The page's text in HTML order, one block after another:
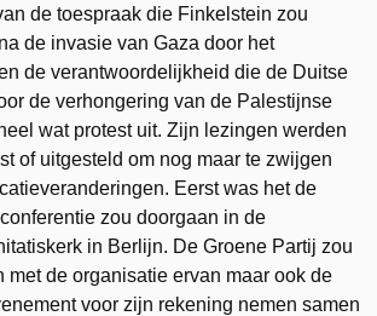
de toespraak die Finkelstein zou
de invasie van Gaza door het
de verantwoordelijkheid die de Duitse
de verhongering van de Palestijnse
wat protest uit. Zijn lezingen werden
of uitgesteld om nog maar te zwijgen
Eerst was het de
zou doorgaan in de
in Berlijn. De Groene Partij zou
met de organisatie ervan maar ook de
voor zijn rekening nemen samen